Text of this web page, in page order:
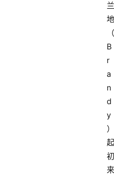
兰
地
（
B
r
a
n
d
y
）
起
初
来